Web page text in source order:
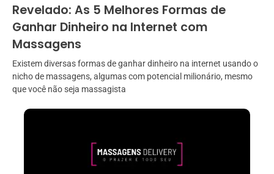
Revelado: As 5 Melhores Formas de
Ganhar Dinheiro na Internet com
Massagens
Existem diversas formas de ganhar dinheiro na internet usando o
nicho de massagens, algumas com potencial milionário, mesmo
que você não seja massagista